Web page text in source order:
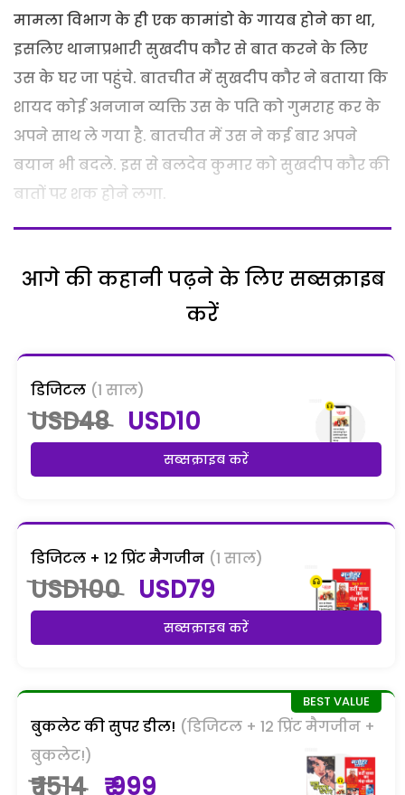
मामला विभाग के ही एक कामांडो के गायब होने का था,
इसलिए थानाप्रभारी सुखदीप कौर से बात करने के लिए
उस के घर जा पहुंचे. बातचीत में सुखदीप कौर ने बताया कि
शायद कोई अनजान व्यक्ति उस के पति को गुमराह कर के
अपने साथ ले गया है. बातचीत में उस ने कई बार अपने
बयान भी बदले. इस से बलदेव कुमार को सुखदीप कौर की
बातों पर शक होने लगा.
आगे की कहानी पढ़ने के लिए सब्सक्राइब
करें
डिजिटल (1 साल)
USD48 USD10
सब्सक्राइब करें
डिजिटल + 12 प्रिंट मैगजीन (1 साल)
USD100 USD79
सब्सक्राइब करें
बुकलेट की सुपर डील! (डिजिटल + 12 प्रिंट मैगजीन +
बुकलेट!)
₹ 1514 ₹ 999